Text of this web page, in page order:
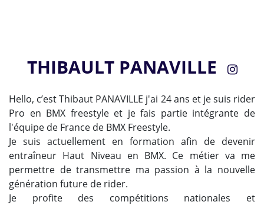
THIBAULT PANAVILLE
Hello, c’est Thibaut PANAVILLE j'ai 24 ans et je suis rider
Pro en BMX freestyle et je fais partie intégrante de
l'équipe de France de BMX Freestyle.
Je suis actuellement en formation afin de devenir
entraîneur Haut Niveau en BMX. Ce métier va me
permettre de transmettre ma passion à la nouvelle
génération future de rider.
Je profite des compétitions nationales et